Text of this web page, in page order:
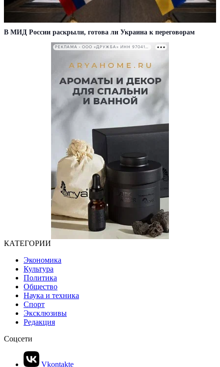
В МИД России раскрыли, готова ли Украина к переговорам
РЕКЛАМА • ООО «ДРУЖБА» ИНН 9704146411
КАТЕГОРИИ
Экономика
Культура
Политика
Общество
Наука и техника
Спорт
Эксклюзивы
Редакция
Соцсети
Vkontakte